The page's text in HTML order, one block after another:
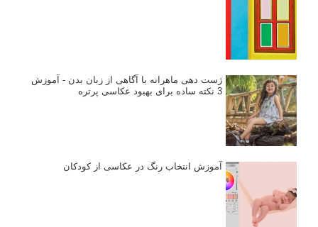
ژست دهی ماهرانه با آگاهی از زبان بدن - آموزش
3 نکته ساده برای بهبود عکاسی پرتره
آموزش انتخاب رنگ در عکاسی از کودکان